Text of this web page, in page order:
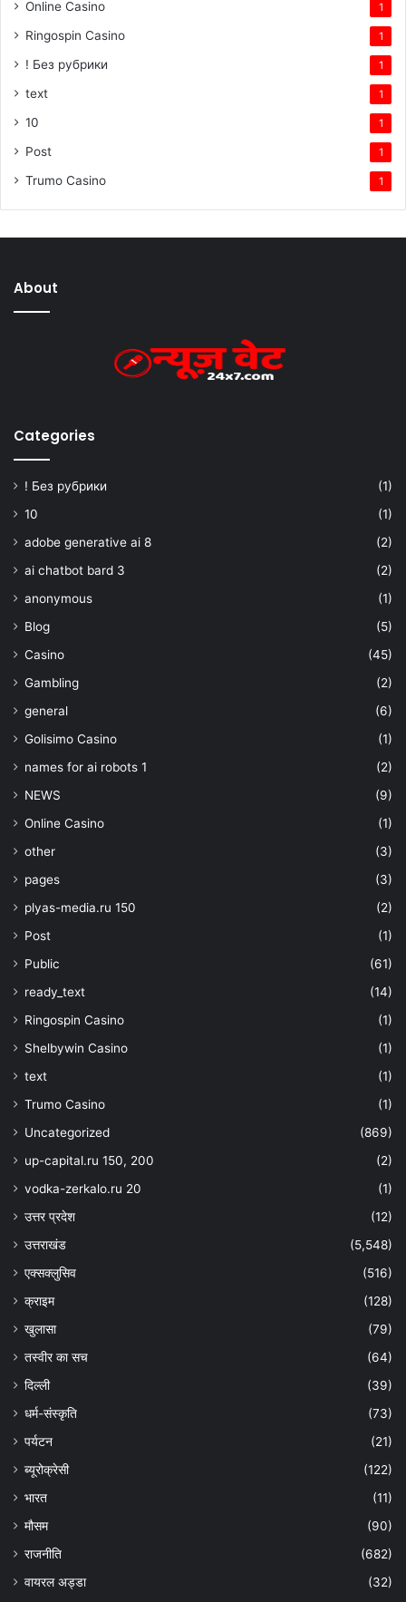
Online Casino 1
Ringospin Casino 1
! Без рубрики 1
text 1
10 1
Post 1
Trumo Casino 1
About
Categories
! Без рубрики
(1)
10
(1)
adobe generative ai 8
(2)
ai chatbot bard 3
(2)
anonymous
(1)
Blog
(5)
Casino
(45)
Gambling
(2)
general
(6)
Golisimo Casino
(1)
names for ai robots 1
(2)
NEWS
(9)
Online Casino
(1)
other
(3)
pages
(3)
plyas-media.ru 150
(2)
Post
(1)
Public
(61)
ready_text
(14)
Ringospin Casino
(1)
Shelbywin Casino
(1)
text
(1)
Trumo Casino
(1)
Uncategorized
(869)
up-capital.ru 150, 200
(2)
vodka-zerkalo.ru 20
(1)
उत्तर प्रदेश
(12)
उत्तराखंड
(5,548)
एक्सक्लुसिव
(516)
क्राइम
(128)
खुलासा
(79)
तस्वीर का सच
(64)
दिल्ली
(39)
धर्म-संस्कृति
(73)
पर्यटन
(21)
ब्यूरोक्रेसी
(122)
भारत
(11)
मौसम
(90)
राजनीति
(682)
वायरल अड्डा
(32)